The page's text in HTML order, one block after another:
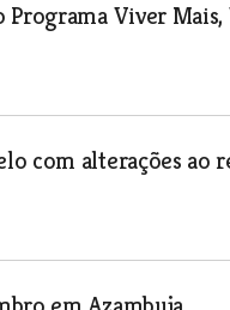
Programa Viver
com alterações ao